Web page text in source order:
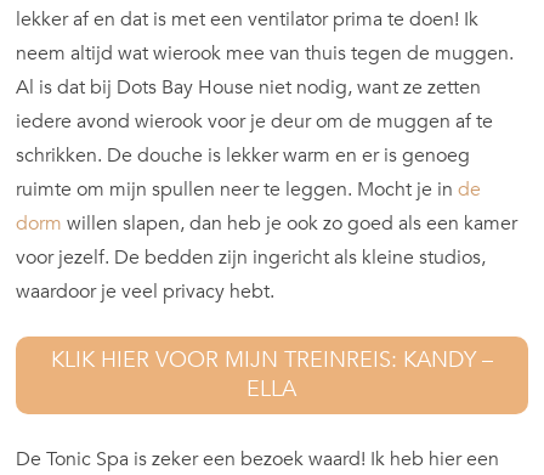
lekker af en dat is met een ventilator prima te doen! Ik
neem altijd wat wierook mee van thuis tegen de muggen.
Al is dat bij Dots Bay House niet nodig, want ze zetten
iedere avond wierook voor je deur om de muggen af te
schrikken. De douche is lekker warm en er is genoeg
ruimte om mijn spullen neer te leggen. Mocht je in de
dorm willen slapen, dan heb je ook zo goed als een kamer
voor jezelf. De bedden zijn ingericht als kleine studios,
waardoor je veel privacy hebt.
KLIK HIER VOOR MIJN TREINREIS: KANDY –
ELLA
De Tonic Spa is zeker een bezoek waard! Ik heb hier een